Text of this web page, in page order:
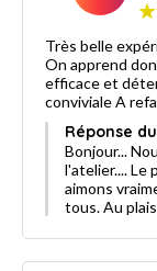
Très belle
On apprend
efficace et
conviviale A
Réponse
Bonjour...
l'atelier.... Le
aimons
tous. Au